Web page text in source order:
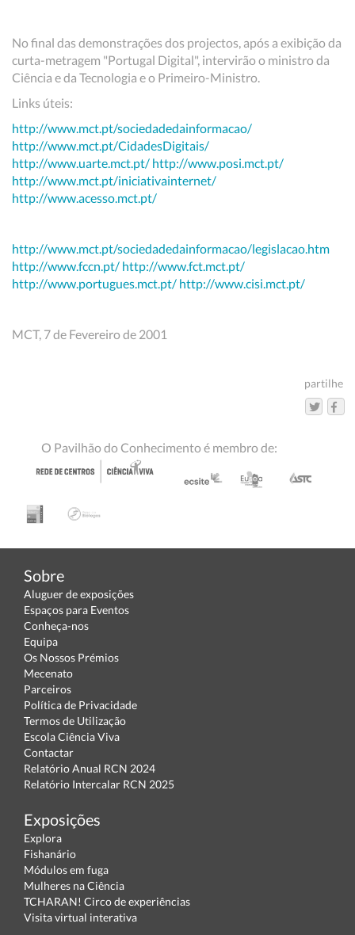
No final das demonstrações dos projectos, após a exibição da
curta-metragem "Portugal Digital", intervirão o ministro da
Ciência e da Tecnologia e o Primeiro-Ministro.
Links úteis:
http://www.mct.pt/sociedadedainformacao/
http://www.mct.pt/CidadesDigitais/
http://www.uarte.mct.pt/ http://www.posi.mct.pt/
http://www.mct.pt/iniciativainternet/
http://www.acesso.mct.pt/
http://www.mct.pt/sociedadedainformacao/legislacao.htm
http://www.fccn.pt/ http://www.fct.mct.pt/
http://www.portugues.mct.pt/ http://www.cisi.mct.pt/
MCT, 7 de Fevereiro de 2001
partilhe
O Pavilhão do Conhecimento é membro de:
Sobre
Aluguer de exposições
Espaços para Eventos
Conheça-nos
Equipa
Os Nossos Prémios
Mecenato
Parceiros
Política de Privacidade
Termos de Utilização
Escola Ciência Viva
Contactar
Relatório Anual RCN 2024
Relatório Intercalar RCN 2025
Exposições
Explora
Fishanário
Módulos em fuga
Mulheres na Ciência
TCHARAN! Circo de experiências
Visita virtual interativa